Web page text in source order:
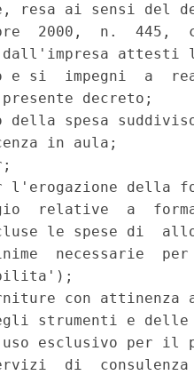
resa ai sensi del
2000,  n.
dall'impresa attesti
e si  impegni  a
decreto;
della spesa
in aula;
l'erogazione della
relative  a
le spese di
necessarie
con attinenza
strumenti e
esclusivo per il
di